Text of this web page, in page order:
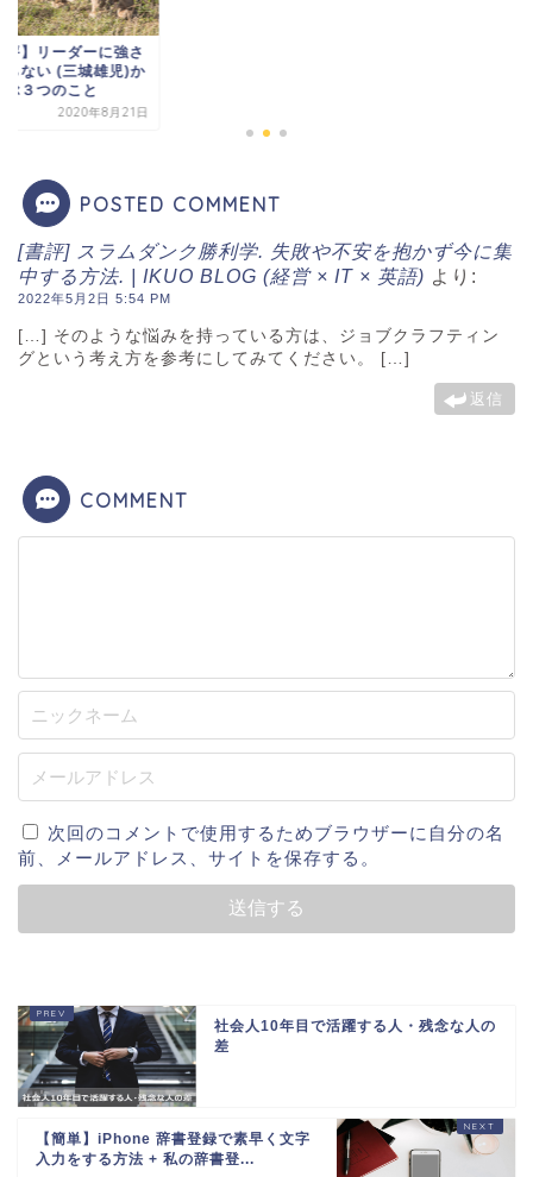
評】リーダーに強さ
らない (三城雄児)か
ぶ３つのこと
2020年8月21日
POSTED COMMENT
[書評] スラムダンク勝利学. 失敗や不安を抱かず今に集
中する方法. | IKUO BLOG (経営 × IT × 英語) より:
2022年5月2日 5:54 PM
[…] そのような悩みを持っている方は、ジョブクラフティン
グという考え方を参考にしてみてください。 […]
返信
COMMENT
次回のコメントで使用するためブラウザーに自分の名
前、メールアドレス、サイトを保存する。
社会人10年目で活躍する人・残念な人の
差
【簡単】iPhone 辞書登録で素早く文字
入力をする方法 + 私の辞書登...